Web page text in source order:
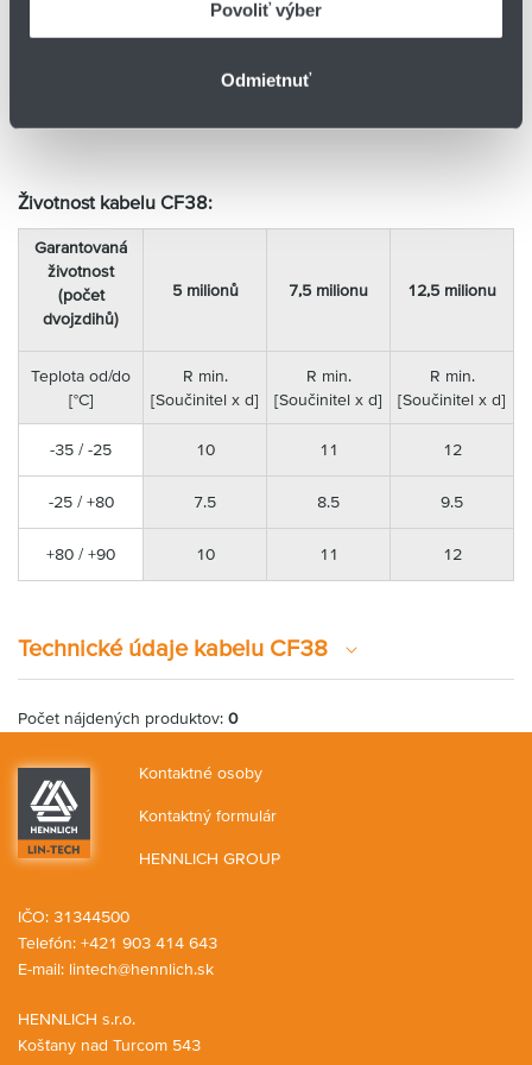
Povoliť výber
Odmietnuť
verze sestávající z holých
Středový prvek s vysokou
Životnost kabelu CF38:
Garantovaná
životnost
(počet
dvojzdihů)
5 milionů 7,5 milionu 12,5 milionu
Teplota od/do
[°C]
R min.
[Součinitel x d]
R min.
[Součinitel x d]
R min.
[Součinitel x d]
-35 / -25 10 11 12
-25 / +80 7.5 8.5 9.5
+80 / +90 10 11 12
Technické údaje kabelu CF38
Počet nájdených produktov: 0
Kontaktné osoby
Kontaktný formulár
HENNLICH GROUP
HENNLICH s.r.o.
Košťany nad Turcom 543
IČO: 31344500
Telefón: +421 903 414 643
E-mail: lintech@hennlich.sk